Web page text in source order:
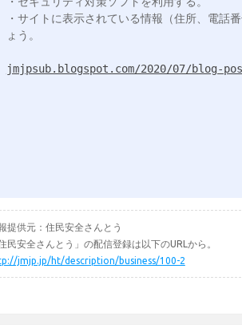
・サイトに表示されている情報（住所、電話
ょう。
jmjpsub.blogspot.com/2020/07/blog-
提供元：住民安全さんとう
住民安全さんとう」の配信登録は以下のURLから。
jmjp.jp/ht/description/business/100-2